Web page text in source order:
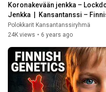
Koronakevään jenkka –
Jenkka  |  Kansantanssi –
dance
Polokkarit Kansantanssiryhmä
24K views • 6 years ago